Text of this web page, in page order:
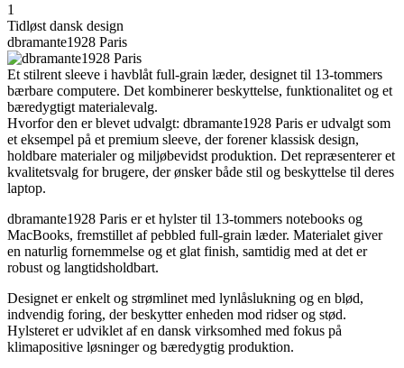
1
Tidløst dansk design
dbramante1928 Paris
Et stilrent sleeve i havblåt full-grain læder, designet til 13-tommers
bærbare computere. Det kombinerer beskyttelse, funktionalitet og et
bæredygtigt materialevalg.
Hvorfor den er blevet udvalgt: dbramante1928 Paris er udvalgt som
et eksempel på et premium sleeve, der forener klassisk design,
holdbare materialer og miljøbevidst produktion. Det repræsenterer et
kvalitetsvalg for brugere, der ønsker både stil og beskyttelse til deres
laptop.
dbramante1928 Paris er et hylster til 13-tommers notebooks og
MacBooks, fremstillet af pebbled full-grain læder. Materialet giver
en naturlig fornemmelse og et glat finish, samtidig med at det er
robust og langtidsholdbart.
Designet er enkelt og strømlinet med lynlåslukning og en blød,
indvendig foring, der beskytter enheden mod ridser og stød.
Hylsteret er udviklet af en dansk virksomhed med fokus på
klimapositive løsninger og bæredygtig produktion.